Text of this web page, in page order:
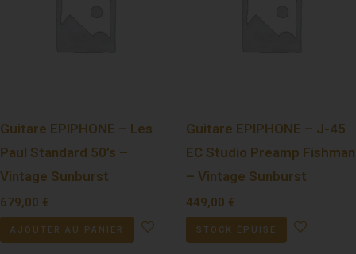
Guitare EPIPHONE – Les
Paul Standard 50’s –
Vintage Sunburst
679,00 €
AJOUTER AU PANIER
Guitare EPIPHONE – J-45
EC Studio Preamp Fishman
– Vintage Sunburst
449,00 €
STOCK ÉPUISÉ